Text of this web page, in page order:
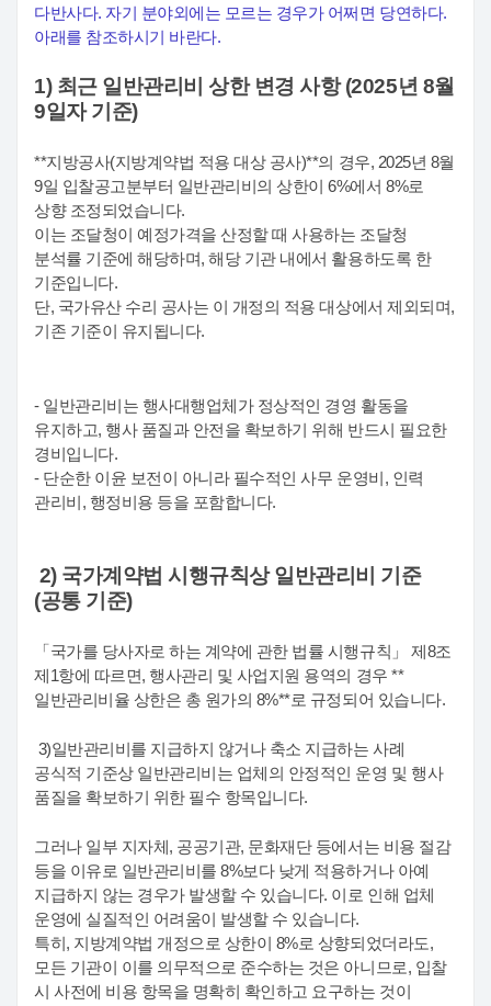
다반사다. 자기 분야외에는 모르는 경우가 어쩌면 당연하다.
아래를 참조하시기 바란다.
1) 최근 일반관리비 상한 변경 사항 (2025년 8월
9일자 기준)
**지방공사(지방계약법 적용 대상 공사)**의 경우, 2025년 8월
9일 입찰공고분부터 일반관리비의 상한이 6%에서 8%로
상향 조정되었습니다.
이는 조달청이 예정가격을 산정할 때 사용하는 조달청
분석률 기준에 해당하며, 해당 기관 내에서 활용하도록 한
기준입니다.
단, 국가유산 수리 공사는 이 개정의 적용 대상에서 제외되며,
기존 기준이 유지됩니다.
- 일반관리비는 행사대행업체가 정상적인 경영 활동을
유지하고, 행사 품질과 안전을 확보하기 위해 반드시 필요한
경비입니다.
- 단순한 이윤 보전이 아니라 필수적인 사무 운영비, 인력
관리비, 행정비용 등을 포함합니다.
2) 국가계약법 시행규칙상 일반관리비 기준
(공통 기준)
「국가를 당사자로 하는 계약에 관한 법률 시행규칙」 제8조
제1항에 따르면, 행사관리 및 사업지원 용역의 경우 **
일반관리비율 상한은 총 원가의 8%**로 규정되어 있습니다.
3)일반관리비를 지급하지 않거나 축소 지급하는 사례
공식적 기준상 일반관리비는 업체의 안정적인 운영 및 행사
품질을 확보하기 위한 필수 항목입니다.
그러나 일부 지자체, 공공기관, 문화재단 등에서는 비용 절감
등을 이유로 일반관리비를 8%보다 낮게 적용하거나 아예
지급하지 않는 경우가 발생할 수 있습니다. 이로 인해 업체
운영에 실질적인 어려움이 발생할 수 있습니다.
특히, 지방계약법 개정으로 상한이 8%로 상향되었더라도,
모든 기관이 이를 의무적으로 준수하는 것은 아니므로, 입찰
시 사전에 비용 항목을 명확히 확인하고 요구하는 것이